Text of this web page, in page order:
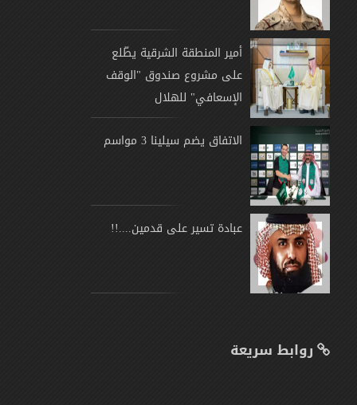
أمير المنطقة الشرقية يطّلع
على مشروع صندوق "الوقف
الإسعافي" للهلال
الاتفاق يضم سيلينا 3 مواسم
عبادة تسير على قدمين....!!
روابط سريعة